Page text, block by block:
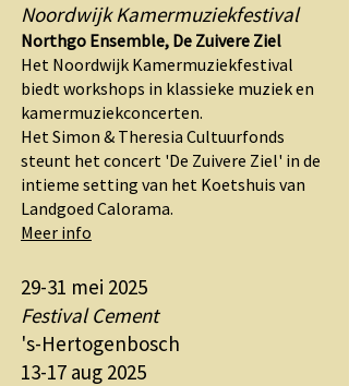
Noordwijk Kamermuziekfestival
Northgo Ensemble, De Zuivere Ziel
Het Noordwijk Kamermuziekfestival
biedt workshops in klassieke muziek en
kamermuziekconcerten.
Het Simon & Theresia Cultuurfonds
steunt het concert 'De Zuivere Ziel' in de
intieme setting van het Koetshuis van
Landgoed Calorama.
Meer info
29-31 mei 2025
Festival Cement
's-Hertogenbosch
13-17 aug 2025